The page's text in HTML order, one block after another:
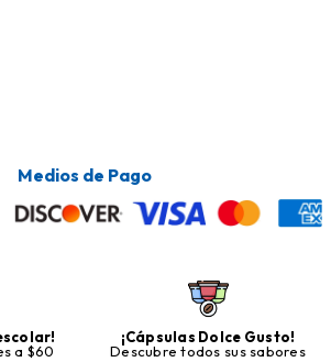
Medios de Pago
a $60
¡Cápsulas Dolce Gusto!
Descubre todos sus sabores